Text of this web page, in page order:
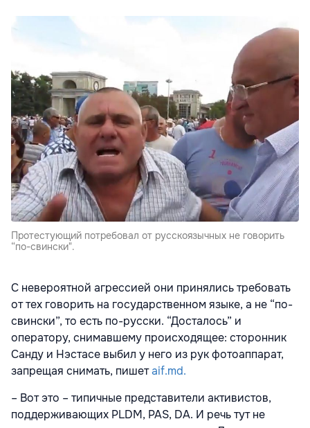
Протестующий потребовал от русскоязычных не говорить
“по-свински".
С невероятной агрессией они принялись требовать
от тех говорить на государственном языке, а не “по-
свински”, то есть по-русски. “Досталось” и
оператору, снимавшему происходящее: сторонник
Санду и Нэстасе выбил у него из рук фотоаппарат,
запрещая снимать, пишетaif.md.
– Вот это – типичные представители активистов,
поддерживающих PLDM, PAS, DA. И речь тут не